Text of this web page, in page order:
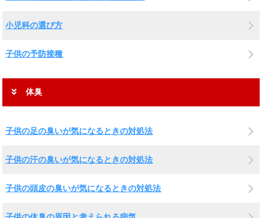
小児科の選び方
子供の予防接種
体臭
子供の足の臭いが気になるときの対処法
子供の汗の臭いが気になるときの対処法
子供の頭皮の臭いが気になるときの対処法